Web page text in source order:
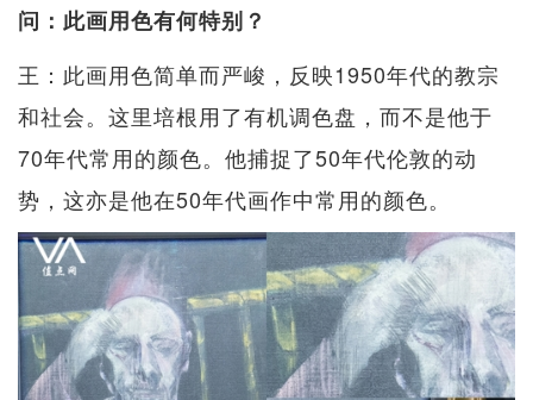
问：此画用色有何特别？
王：此画用色简单而严峻，反映1950年代的教宗
和社会。这里培根用了有机调色盘，而不是他于
70年代常用的颜色。他捕捉了50年代伦敦的动
势，这亦是他在50年代画作中常用的颜色。